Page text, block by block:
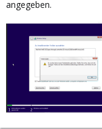
angegeben.